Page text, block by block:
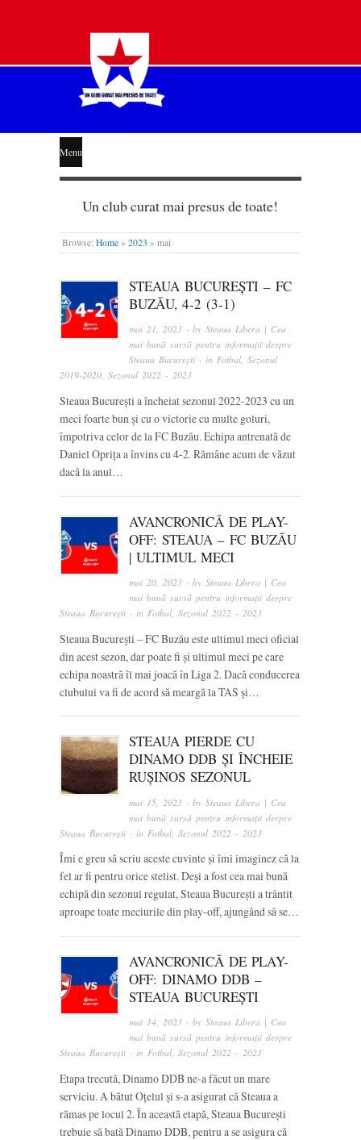
STEAUA
LIBERĂ
Menu
Un club curat mai presus de toate!
Browse: Home » 2023 » mai
STEAUA BUCUREȘTI – FC
BUZĂU, 4-2 (3-1)
mai 21, 2023 · bySteaua Libera | Cea
mai bună sursă pentru informații despre
Steaua București · inFotbal,Sezonul
2019-2020, Sezonul 2022 - 2023
Steaua București a încheiat sezonul 2022-2023 cu un
meci foarte bun și cu o victorie cu multe goluri,
împotriva celor de la FC Buzău. Echipa antrenată de
Daniel Oprița a învins cu 4-2. Rămâne acum de văzut
dacă la anul…
AVANCRONICĂ DE PLAY-
OFF: STEAUA – FC BUZĂU
| ULTIMUL MECI
mai 20, 2023 · bySteaua Libera | Cea
mai bună sursă pentru informații despre
Steaua București · in Fotbal Sezonul 2022 - 2023
Steaua București – FC Buzău este ultimul meci oficial
din acest sezon, dar poate fi și ultimul meci pe care
echipa noastră îl mai joacă în Liga 2. Dacă conducerea
clubului va fi de acord să meargă la TAS și…
STEAUA PIERDE CU
DINAMO DDB ȘI ÎNCHEIE
RUȘINOS SEZONUL
mai 15, 2023 · bySteaua Libera | Cea
mai bună sursă pentru informații despre
Steaua București · in Fotbal Sezonul 2022 - 2023
Îmi e greu să scriu aceste cuvinte și îmi imaginez că la
fel ar fi pentru orice stelist. Deși a fost cea mai bună
echipă din sezonul regulat, Steaua București a trântit
aproape toate meciurile din play-off, ajungând să se…
AVANCRONICĂ DE PLAY-
OFF: DINAMO DDB –
STEAUA BUCUREȘTI
mai 14, 2023 · bySteaua Libera | Cea
mai bună sursă pentru informații despre
Steaua București · in Fotbal, Sezonul 2022 - 2023
Etapa trecută, Dinamo DDB ne-a făcut un mare
serviciu. A bătut Oțelul și s-a asigurat că Steaua a
rămas pe locul 2. În această etapă, Steaua București
trebuie să bată Dinamo DDB, pentru a se asigura că